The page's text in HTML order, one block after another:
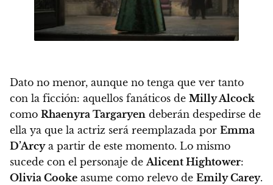
Dato no menor, aunque no tenga que ver tanto
con la ficción: aquellos fanáticos de Milly Alcock
como Rhaenyra Targaryen deberán despedirse de
ella ya que la actriz será reemplazada por Emma
D’Arcya partir de este momento. Lo mismo
sucede con el personaje deAlicent Hightower:
Olivia Cooke asume como relevo de Emily Carey.